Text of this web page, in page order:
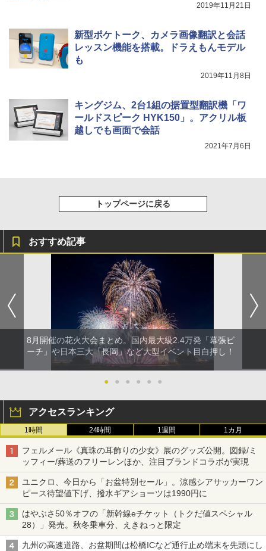
2019年11月21日
新型ポケトーク、カメラ画像翻訳と会話
レッスン機能を搭載。ドラえもんモデル
も
2019年11月8日
キングジム、2台1組の据置型翻訳機「ワ
ールドスピーク HYK150」。アクリル板
越しでも画面で会話
2021年7月6日
トップページに戻る
おすすめ記事
8月開催の花火大会まとめ。国内最大級2.4万発「幕張ビ
ーチ」や日本三大「長岡」など大型イベント目白押し！
● ● ● ● ● ●
アクセスランキング
1時間 24時間 1週間 1カ月
フェルメール《真珠の耳飾りの少女》展のグッズ公開。図録/ミ
ッフィー/葬送のフリーレンほか、注目ブランドコラボが実現
ユニクロ、今日から「お盆特別セール」。涼感シアサッカーワン
ピース待望値下げ、撥水ギアショーツは1990円に
はやぶさ50％オフの「新幹線eチケット（トクだ値スペシャル
28）」発売。秋冬乗車分、えきねっと限定
九州の高速道路、お盆期間は松橋ICなど通行止め端末を先頭にし